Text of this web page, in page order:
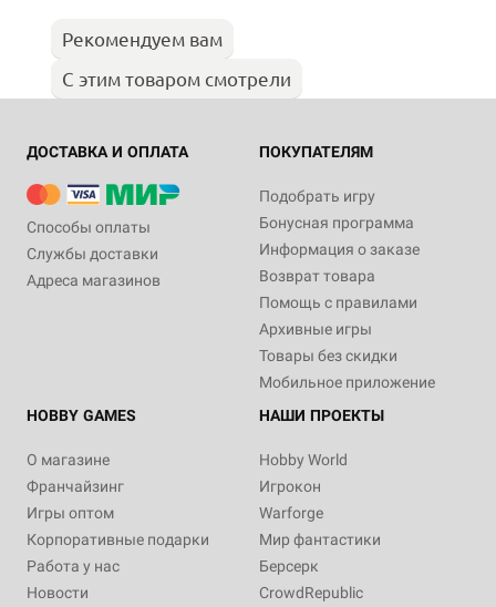
Рекомендуем вам
С этим товаром смотрели
ДОСТАВКА И ОПЛАТА
Способы оплаты
Службы доставки
Адреса магазинов
ПОКУПАТЕЛЯМ
Подобрать игру
Бонусная программа
Информация о заказе
Возврат товара
Помощь с правилами
Архивные игры
Товары без скидки
Мобильное приложение
HOBBY GAMES
О магазине
Франчайзинг
Игры оптом
Корпоративные подарки
Работа у нас
Новости
НАШИ ПРОЕКТЫ
Hobby World
Игрокон
Warforge
Мир фантастики
Берсерк
CrowdRepublic